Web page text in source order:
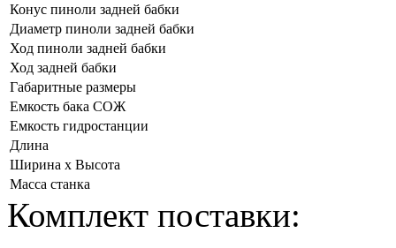
Конус пиноли задней бабки
Диаметр пиноли задней бабки
Ход пиноли задней бабки
Ход задней бабки
Габаритные размеры
Емкость бака СОЖ
Емкость гидростанции
Длина
Ширина х Высота
Масса станка
Комплект поставки: